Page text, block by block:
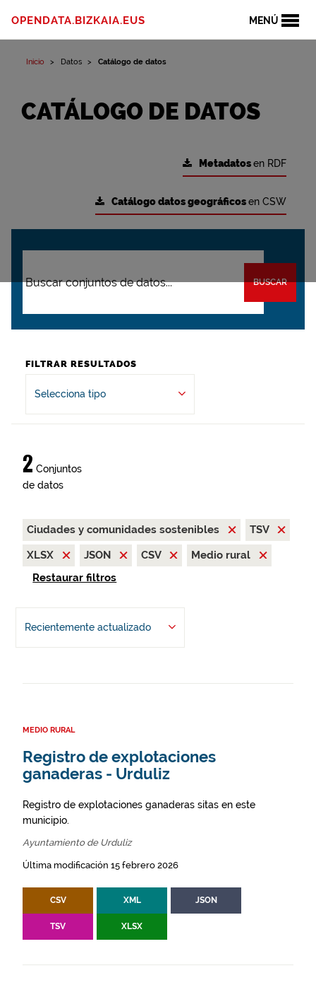
MENÚ
OPENDATA.BIZKAIA.EUS
Inicio Datos Catálogo de datos
CATÁLOGO DE DATOS
Metadatosen RDF
Catálogo datos geográficosen CSW
BUSCAR
FILTRAR RESULTADOS
Selecciona tipo
2 Conjuntos
de datos
Ciudades y comunidades sostenibles
TSV
XLSX
JSON CSV
Medio rural
Restaurar filtros
Recientemente actualizado
MEDIO RURAL
Registro de explotaciones
ganaderas - Urduliz
Registro de explotaciones ganaderas sitas en este
municipio.
Ayuntamiento de Urduliz
Última modificación 15 febrero 2026
CSV XML JSON
TSV XLSX